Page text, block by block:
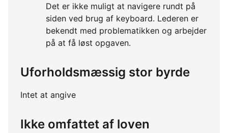
Det er ikke muligt at navigere rundt på
siden ved brug af keyboard. Lederen er
bekendt med problematikken og arbejder
på at få løst opgaven.
Uforholdsmæssig stor byrde
Intet at angive
Ikke omfattet af loven